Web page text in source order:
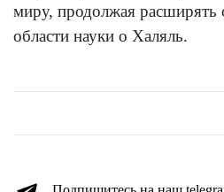
миру, продолжая расширять
области науки о Халяль.